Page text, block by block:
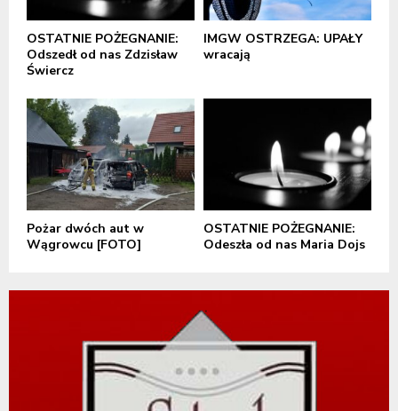
OSTATNIE POŻEGNANIE:
Odszedł od nas Zdzisław
Świercz
IMGW OSTRZEGA: UPAŁY
wracają
Pożar dwóch aut w
Wągrowcu [FOTO]
OSTATNIE POŻEGNANIE:
Odeszła od nas Maria Dojs